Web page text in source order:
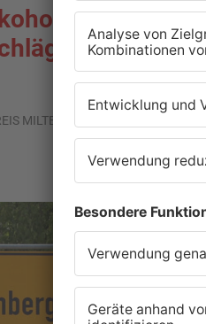
sich
MILTENBERG